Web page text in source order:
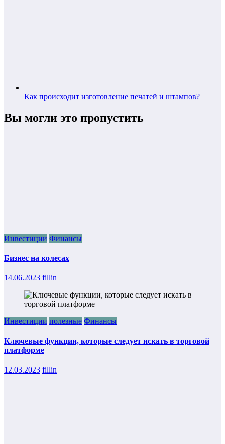
Как происходит изготовление печатей и штампов?
Вы могли это пропустить
Инвестиции Финансы
Бизнес на колесах
14.06.2023 fillin
Инвестиции полезные Финансы
Ключевые функции, которые следует искать в торговой
платформе
12.03.2023 fillin